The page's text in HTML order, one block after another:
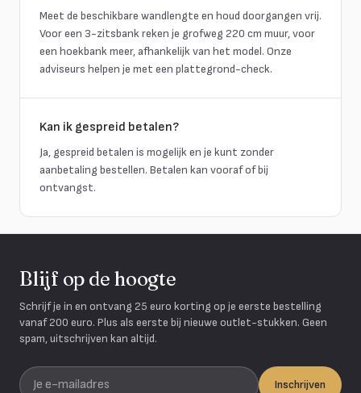
Meet de beschikbare wandlengte en houd doorgangen vrij.
Voor een 3-zitsbank reken je grofweg 220 cm muur, voor
een hoekbank meer, afhankelijk van het model. Onze
adviseurs helpen je met een plattegrond-check.
Kan ik gespreid betalen?
Ja, gespreid betalen is mogelijk en je kunt zonder
aanbetaling bestellen. Betalen kan vooraf of bij
ontvangst.
Blijf op de hoogte
Schrijf je in en ontvang 25 euro korting op je eerste bestelling
vanaf 200 euro. Plus als eerste bij nieuwe outlet-stukken. Geen
spam, uitschrijven kan altijd.
Je e-mailadres
Inschrijven